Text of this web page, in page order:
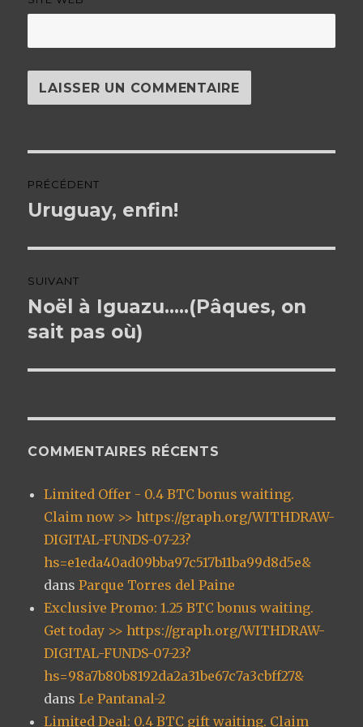
de
PRÉCÉDENT
Article
Uruguay, enfin!
SUIVANT
Article
suivant :
Noël à Iguazu…..(Pâques, on
sait pas où)
COMMENTAIRES RÉCENTS
Limited Offer - 0.4 BTC bonus waiting.
Claim now >> https://graph.org/WITHDRAW-
DIGITAL-FUNDS-07-23?
hs=e1eda40ad09bba97c517b11ba99d8d5e&
dansParque Torres del Paine
Exclusive Promo: 1.25 BTC bonus waiting.
Get today >> https://graph.org/WITHDRAW-
DIGITAL-FUNDS-07-23?
hs=98a7b80b8192da2a31be67c7a3cbff27&
dansLe Pantanal-2
Limited Deal: 0.4 BTC gift waiting. Claim